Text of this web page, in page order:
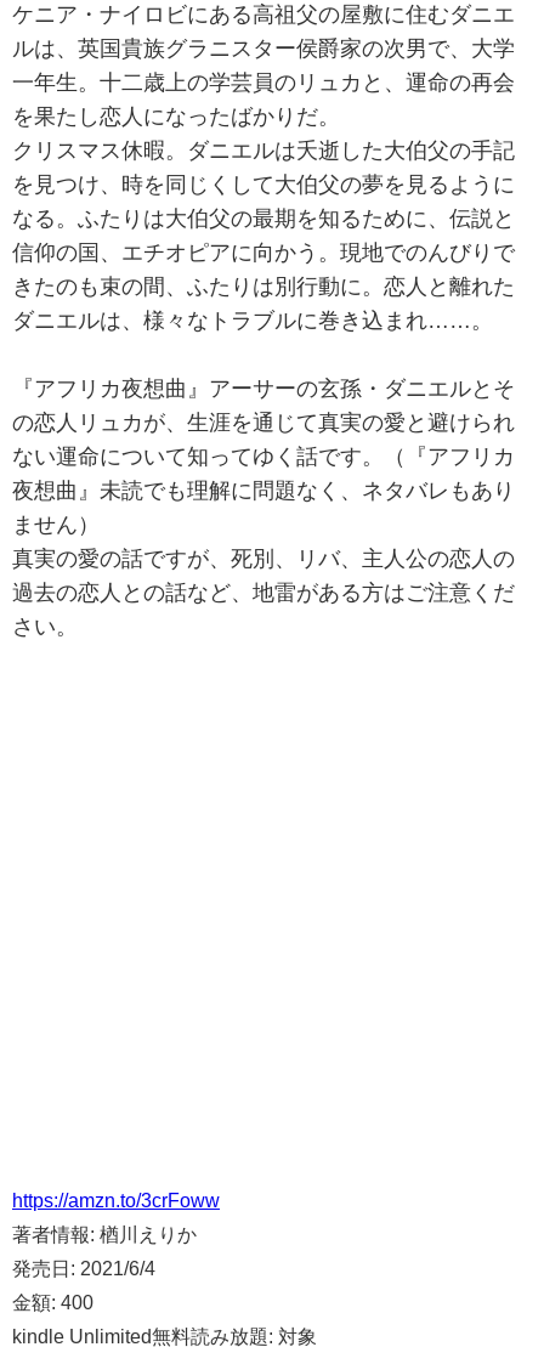
ケニア・ナイロビにある高祖父の屋敷に住むダニエ
ルは、英国貴族グラニスター侯爵家の次男で、大学
一年生。十二歳上の学芸員のリュカと、運命の再会
を果たし恋人になったばかりだ。
クリスマス休暇。ダニエルは夭逝した大伯父の手記
を見つけ、時を同じくして大伯父の夢を見るように
なる。ふたりは大伯父の最期を知るために、伝説と
信仰の国、エチオピアに向かう。現地でのんびりで
きたのも束の間、ふたりは別行動に。恋人と離れた
ダニエルは、様々なトラブルに巻き込まれ……。
『アフリカ夜想曲』アーサーの玄孫・ダニエルとそ
の恋人リュカが、生涯を通じて真実の愛と避けられ
ない運命について知ってゆく話です。（『アフリカ
夜想曲』未読でも理解に問題なく、ネタバレもあり
ません）
真実の愛の話ですが、死別、リバ、主人公の恋人の
過去の恋人との話など、地雷がある方はご注意くだ
さい。
https://amzn.to/3crFoww
著者情報: 楢川えりか
発売日: 2021/6/4
金額: 400
kindle Unlimited無料読み放題: 対象